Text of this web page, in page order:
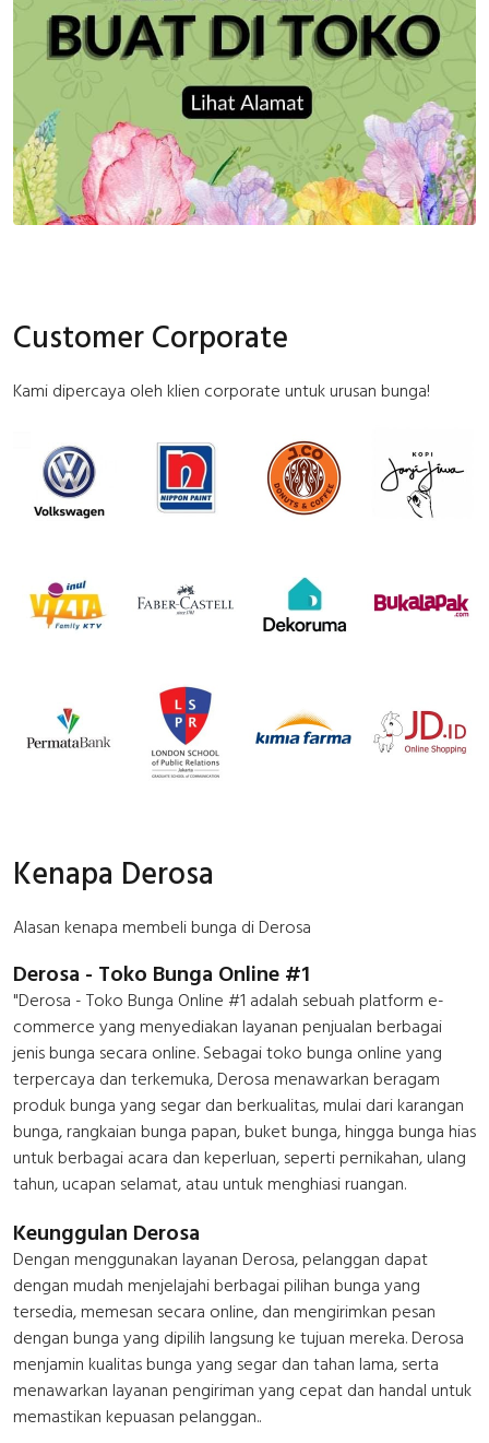
Customer Corporate
Kami dipercaya oleh klien corporate untuk urusan bunga!
Kenapa Derosa
Alasan kenapa membeli bunga di Derosa
Derosa - Toko Bunga Online #1
"Derosa - Toko Bunga Online #1 adalah sebuah platform e-
commerce yang menyediakan layanan penjualan berbagai
jenis bunga secara online. Sebagai toko bunga online yang
terpercaya dan terkemuka, Derosa menawarkan beragam
produk bunga yang segar dan berkualitas, mulai dari karangan
bunga, rangkaian bunga papan, buket bunga, hingga bunga hias
untuk berbagai acara dan keperluan, seperti pernikahan, ulang
tahun, ucapan selamat, atau untuk menghiasi ruangan.
Keunggulan Derosa
Dengan menggunakan layanan Derosa, pelanggan dapat
dengan mudah menjelajahi berbagai pilihan bunga yang
tersedia, memesan secara online, dan mengirimkan pesan
dengan bunga yang dipilih langsung ke tujuan mereka. Derosa
menjamin kualitas bunga yang segar dan tahan lama, serta
menawarkan layanan pengiriman yang cepat dan handal untuk
memastikan kepuasan pelanggan..